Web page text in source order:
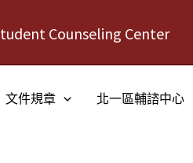
Counseling Center
文件規章 北一區輔諮中心